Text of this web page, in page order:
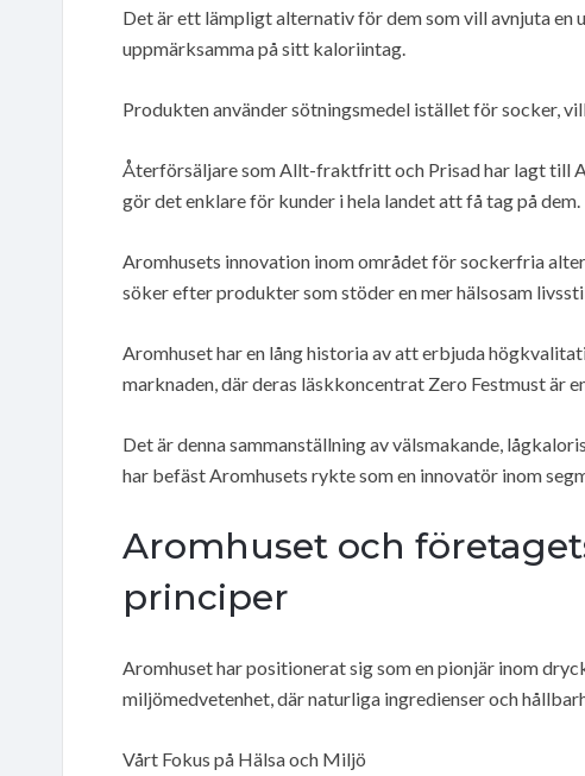
Det är ett lämpligt alternativ för dem som vill avnjuta en
uppmärksamma på sitt kaloriintag.
Produkten använder sötningsmedel istället för socker,
Återförsäljare som Allt-fraktfritt och Prisad har lagt till
gör det enklare för kunder i hela landet att få tag på dem.
Aromhusets innovation inom området för sockerfria
söker efter produkter som stöder en mer hälsosam
Aromhuset har en lång historia av att erbjuda
marknaden, där deras läskkoncentrat Zero Festmust är
Det är denna sammanställning av välsmakande,
har befäst Aromhusets rykte som en innovatör inom
Aromhuset och
principer
Aromhuset har positionerat sig som en pionjär inom
miljömedvetenhet, där naturliga ingredienser och
Vårt Fokus på Hälsa och Miljö